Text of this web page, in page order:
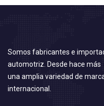
Somos fabricantes e
automotriz. Desde hace
una amplia variedad de
internacional.